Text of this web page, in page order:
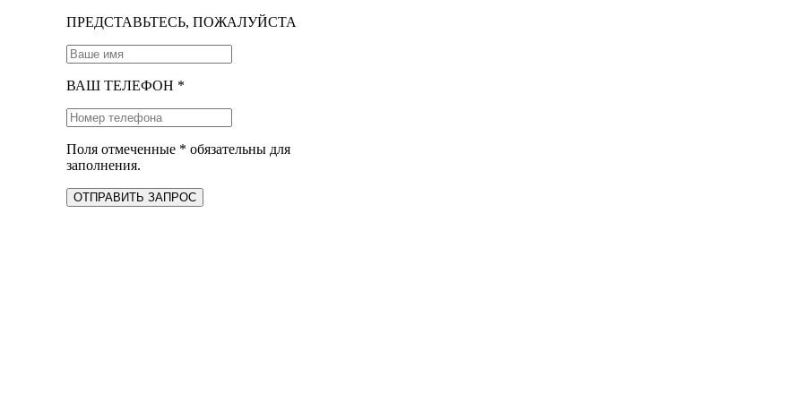
ПРЕДСТАВЬТЕСЬ, ПОЖАЛУЙСТА
ВАШ ТЕЛЕФОН *
Поля отмеченные * обязательны для
заполнения.
ОТПРАВИТЬ ЗАПРОС